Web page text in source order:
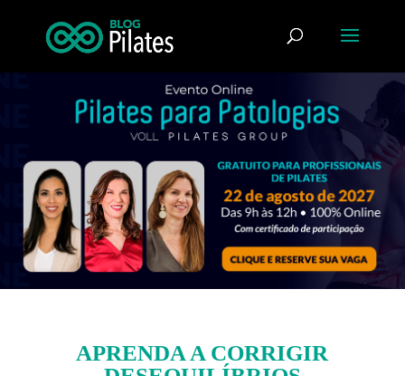
APRENDA A CORRIGIR